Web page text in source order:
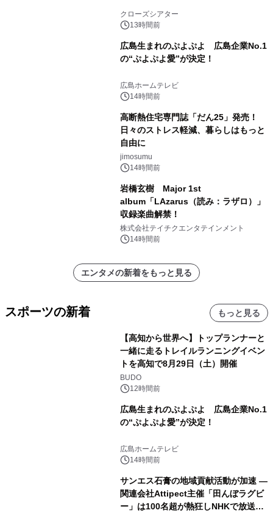
クローズシアター
13時間前
広島生まれのぷよぷよ 広島企業No.1
の“ぷよぷよ愛”が決定！
広島ホームテレビ
14時間前
高断熱住宅専門誌「だん25」発売！
日々のストレス軽減、暮らしはもっと
自由に
jimosumu
14時間前
岩橋玄樹 Major 1st
album「LAzarus（読み：ラザロ）」
収録楽曲解禁！
株式会社テイチクエンタテインメント
14時間前
エンタメの新着をもっと見る
スポーツの新着 もっと見る
【高知から世界へ】トップランナーと
一緒に走るトレイルランニングイベン
トを高知で8月29日（土）開催
BUDO
12時間前
広島生まれのぷよぷよ 広島企業No.1
の“ぷよぷよ愛”が決定！
広島ホームテレビ
14時間前
サンエス石膏の地域貢献活動が加速 ―
関連会社Attipect主催「田んぼラグビ
ー」は100名超が熱狂しNHKで放送さ